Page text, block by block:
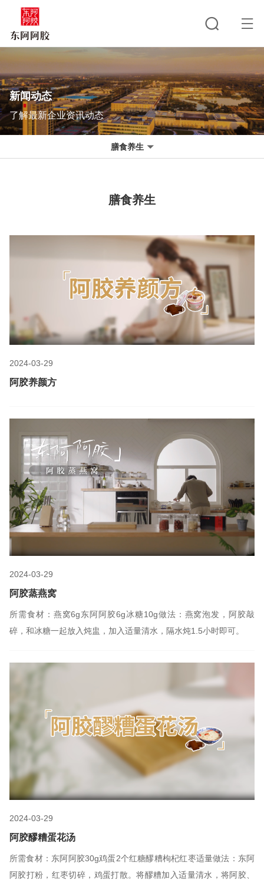
新闻动态
了解最新企业资讯动态
膳食养生
膳食养生
2024-03-29
阿胶养颜方
2024-03-29
阿胶蒸燕窝
所需食材：燕窝6g东阿阿胶6g冰糖10g做法：燕窝泡发，阿胶敲
碎，和冰糖一起放入炖盅，加入适量清水，隔水炖1.5小时即可。
2024-03-29
阿胶醪糟蛋花汤
所需食材：东阿阿胶30g鸡蛋2个红糖醪糟枸杞红枣适量做法：东阿
阿胶打粉，红枣切碎，鸡蛋打散。将醪糟加入适量清水，将阿胶、